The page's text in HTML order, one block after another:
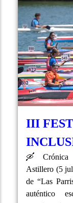
III
🛶 Crónica
Astillero (5
de “Las
auténtico